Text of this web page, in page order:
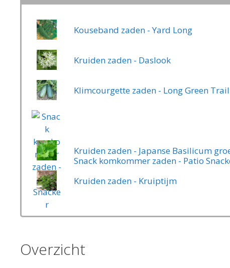
Kouseband zaden - Yard Long
Kruiden zaden - Daslook
Klimcourgette zaden - Long Green
Snack komkommer zaden - Patio
Kruiden zaden - Japanse Basilicum
Kruiden zaden - Kruiptijm
Overzicht